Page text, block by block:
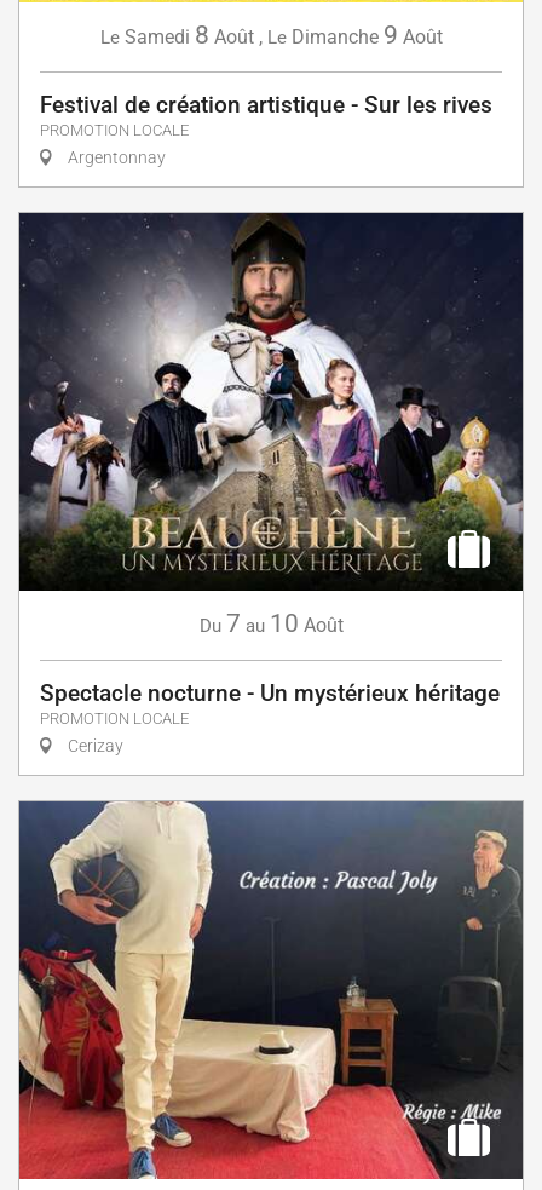
Le Samedi 8 Août, Le Dimanche 9 Août
Festival de création artistique - Sur les rives
PROMOTION LOCALE
Argentonnay
Du 7 au 10 Août
Spectacle nocturne - Un mystérieux héritage
PROMOTION LOCALE
Cerizay